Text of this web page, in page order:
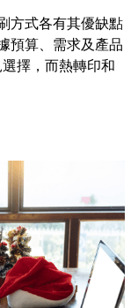
方式各有其優缺點
預算、需求及產品
擇，而熱轉印和